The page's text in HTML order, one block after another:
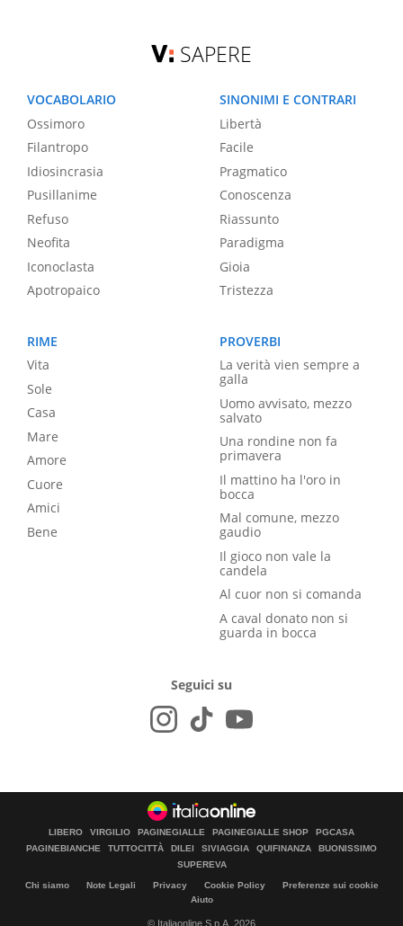
SAPERE
VOCABOLARIO
Ossimoro
Filantropo
Idiosincrasia
Pusillanime
Refuso
Neofita
Iconoclasta
Apotropaico
SINONIMI E CONTRARI
Libertà
Facile
Pragmatico
Conoscenza
Riassunto
Paradigma
Gioia
Tristezza
RIME
Vita
Sole
Casa
Mare
Amore
Cuore
Amici
Bene
PROVERBI
La verità vien sempre a
galla
Uomo avvisato, mezzo
salvato
Una rondine non fa
primavera
Il mattino ha l'oro in
bocca
Mal comune, mezzo
gaudio
Il gioco non vale la
candela
Al cuor non si comanda
A caval donato non si
guarda in bocca
Seguici su
LIBERO VIRGILIO PAGINEGIALLE PAGINEGIALLE SHOP
PGCASA
PAGINEBIANCHE
TUTTOCITTÀ DILEI SIVIAGGIA QUIFINANZA
BUONISSIMO
SUPEREVA
Chi siamo Note Legali Privacy Cookie Policy
Preferenze sui cookie
Aiuto
© Italiaonline S.p.A. 2026